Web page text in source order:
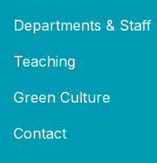
Departments & Staff
Teaching
Green Culture
Contact